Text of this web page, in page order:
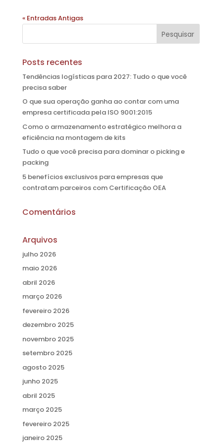
« Entradas Antigas
Posts recentes
Tendências logísticas para 2027: Tudo o que você
precisa saber
O que sua operação ganha ao contar com uma
empresa certificada pela ISO 9001:2015
Como o armazenamento estratégico melhora a
eficiência na montagem de kits
Tudo o que você precisa para dominar o picking e
packing
5 benefícios exclusivos para empresas que
contratam parceiros com Certificação OEA
Comentários
Arquivos
julho 2026
maio 2026
abril 2026
março 2026
fevereiro 2026
dezembro 2025
novembro 2025
setembro 2025
agosto 2025
junho 2025
abril 2025
março 2025
fevereiro 2025
janeiro 2025